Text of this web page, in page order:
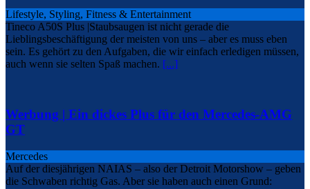
Lifestyle, Styling, Fitness & Entertainment
Tineco A50S Plus |Staubsaugen ist nicht gerade die
Lieblingsbeschäftigung der meisten von uns – aber es muss eben
sein. Es gehört zu den Aufgaben, die wir einfach erledigen müssen,
auch wenn sie selten Spaß machen. [...]
Werbung | Ein dickes Plus für den Mercedes-AMG
GT
Mercedes
Auf der diesjährigen NAIAS – also der Detroit Motorshow – geben
die Schwaben richtig Gas. Aber sie haben auch einen Grund: